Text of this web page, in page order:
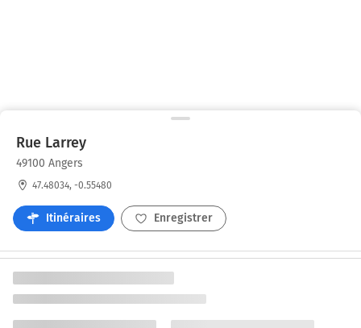
Rue Larrey
49100 Angers
47.48034, -0.55480
Itinéraires Enregistrer